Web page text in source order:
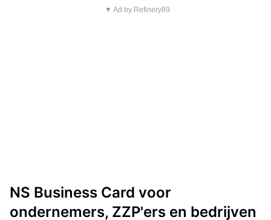
▼ Ad by Refinery89
NS Business Card voor
ondernemers, ZZP'ers en bedrijven